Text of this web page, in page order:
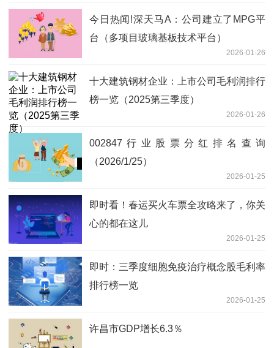
今日热闻!深天马A：公司建立了MPG平
台（多项目玻璃基板技术平台）
2026-01-26
十大建筑钢材企业：上市公司毛利润排行
榜一览（2025第三季度）
2026-01-26
002847行业股票分红排名查询
（2026/1/25）
2026-01-25
即时看！春运买火车票全攻略来了，你关
心的都在这儿
2026-01-25
即时：三季度细胞免疫治疗概念股毛利率
排行榜一览
2026-01-25
许昌市GDP增长6.3％